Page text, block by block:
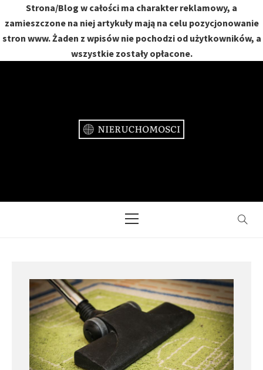
Strona/Blog w całości ma charakter reklamowy, a
zamieszczone na niej artykuły mają na celu pozycjonowanie
stron www. Żaden z wpisów nie pochodzi od użytkowników, a
wszystkie zostały opłacone.
Menu